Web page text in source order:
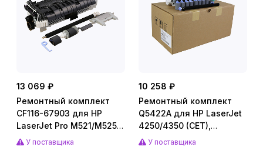
13 069 ₽
Ремонтный комплект
CF116-67903 для HP
LaserJet Pro M521/M525
(CET), CET2755U
У поставщика
10 258 ₽
Ремонтный комплект
Q5422A для HP LaserJet
4250/4350 (CET),
CET0636
У поставщика